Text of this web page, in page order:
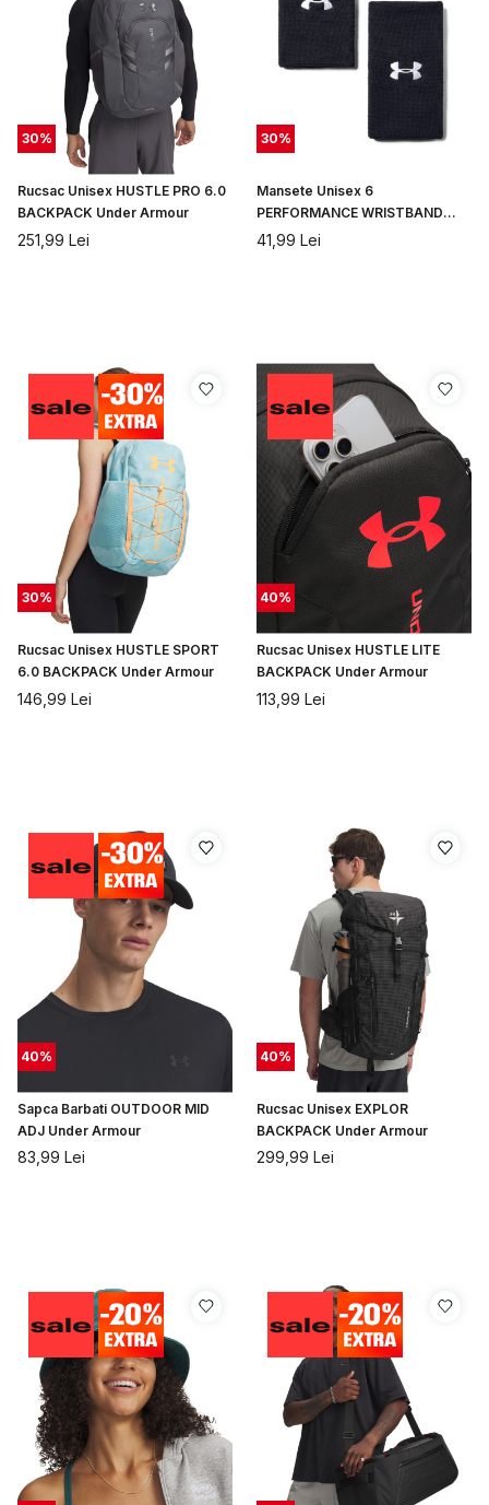
30%
Rucsac Unisex HUSTLE PRO 6.0
BACKPACK Under Armour
251,99 Lei
30%
Mansete Unisex 6
PERFORMANCE WRISTBAND
Under Armour
41,99 Lei
30%
Rucsac Unisex HUSTLE SPORT
6.0 BACKPACK Under Armour
146,99 Lei
40%
Rucsac Unisex HUSTLE LITE
BACKPACK Under Armour
113,99 Lei
40%
Sapca Barbati OUTDOOR MID
ADJ Under Armour
83,99 Lei
40%
Rucsac Unisex EXPLOR
BACKPACK Under Armour
299,99 Lei